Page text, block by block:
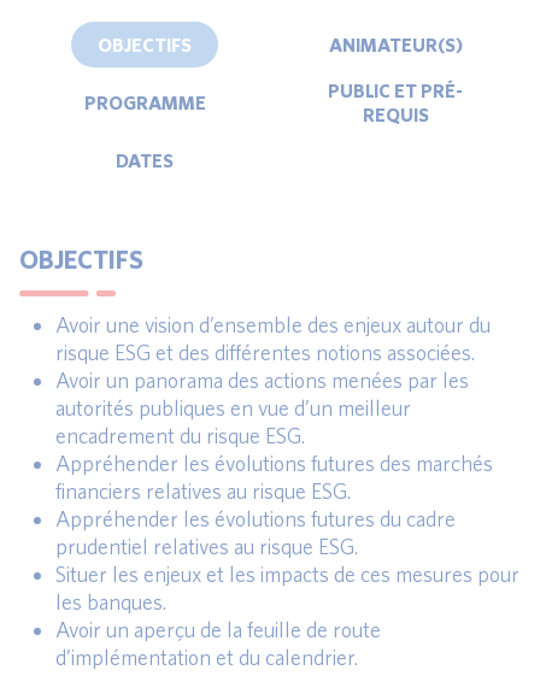
OBJECTIFS ANIMATEUR(S)
PROGRAMME
PUBLIC ET PRÉ-
REQUIS
DATES
OBJECTIFS
Avoir une vision d’ensemble des enjeux autour du
risque ESG et des différentes notions associées.
Avoir un panorama des actions menées par les
autorités publiques en vue d’un meilleur
encadrement du risque ESG.
Appréhender les évolutions futures des marchés
financiers relatives au risque ESG.
Appréhender les évolutions futures du cadre
prudentiel relatives au risque ESG.
Situer les enjeux et les impacts de ces mesures pour
les banques.
Avoir un aperçu de la feuille de route
d’implémentation et du calendrier.